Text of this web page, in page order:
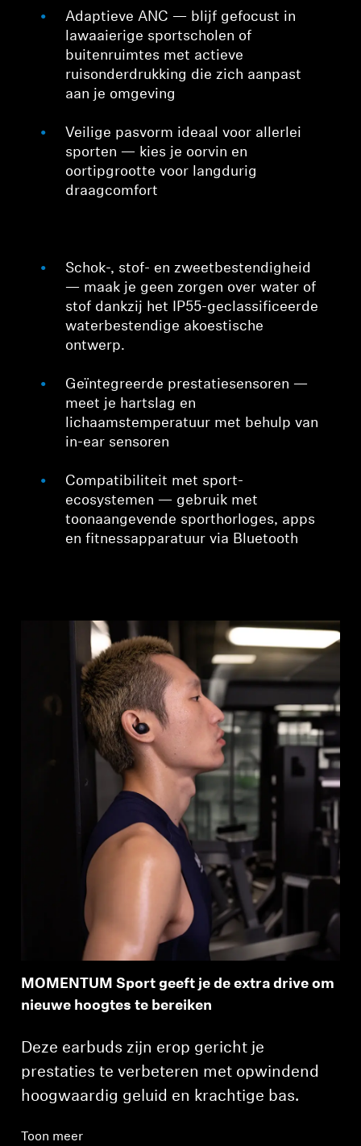
Adaptieve ANC — blijf gefocust in
lawaaierige sportscholen of
buitenruimtes met actieve
ruisonderdrukking die zich aanpast
aan je omgeving
Veilige pasvorm ideaal voor allerlei
sporten — kies je oorvin en
oortipgrootte voor langdurig
draagcomfort
Schok-, stof- en zweetbestendigheid
— maak je geen zorgen over water of
stof dankzij het IP55-geclassificeerde
waterbestendige akoestische
ontwerp.
Geïntegreerde prestatiesensoren —
meet je hartslag en
lichaamstemperatuur met behulp van
in-ear sensoren
Compatibiliteit met sport-
ecosystemen — gebruik met
toonaangevende sporthorloges, apps
en fitnessapparatuur via Bluetooth
MOMENTUM Sport geeft je de extra drive om
nieuwe hoogtes te bereiken
Deze earbuds zijn erop gericht je
prestaties te verbeteren met opwindend
hoogwaardig geluid en krachtige bas.
Toon meer